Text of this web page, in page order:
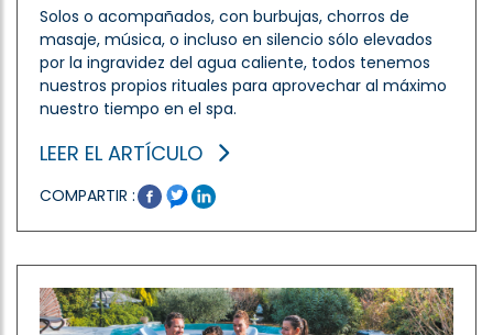
Solos o acompañados, con burbujas, chorros de
masaje, música, o incluso en silencio sólo elevados
por la ingravidez del agua caliente, todos tenemos
nuestros propios rituales para aprovechar al máximo
nuestro tiempo en el spa.
LEER EL ARTÍCULO
COMPARTIR :